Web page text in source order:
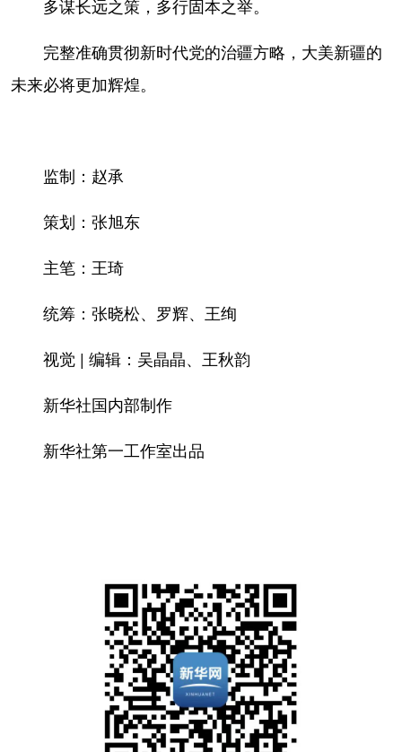
多谋长远之策，多行固本之举。
完整准确贯彻新时代党的治疆方略，大美新疆的
未来必将更加辉煌。
监制：赵承
策划：张旭东
主笔：王琦
统筹：张晓松、罗辉、王绚
视觉 | 编辑：吴晶晶、王秋韵
新华社国内部制作
新华社第一工作室出品